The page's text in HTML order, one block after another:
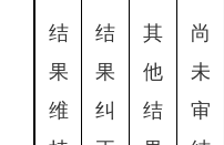
结
果
维
结
果
纠
其
他
结
尚
未
审